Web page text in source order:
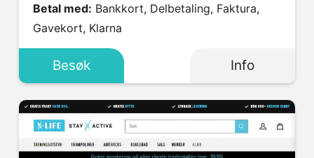
Betal med:
Gavekort, Klarna
Besøk Info